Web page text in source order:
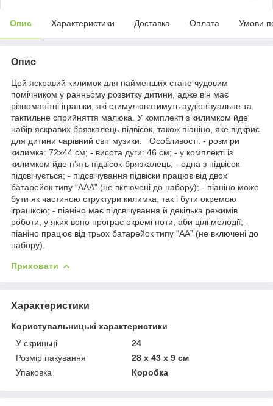
Опис Характеристики Доставка Оплата Умови
Опис
Цей яскравий килимок для найменших стане чудовим
помічником у ранньому розвитку дитини, адже він має
різноманітні іграшки, які стимулюватимуть аудіовізуальне та
тактильне сприйняття малюка. У комплекті з килимком йде
набір яскравих брязкалець-підвісок, також піаніно, яке відкриє
для дитини чарівний світ музики. Особливості: - розміри
килимка: 72х44 см; - висота дуги: 46 см; - у комплекті із
килимком йде п’ять підвісок-брязкалець; - одна з підвісок
підсвічується; - підсвічування підвіски працює від двох
батарейок типу “ААА” (не включені до набору); - піаніно може
бути як частиною структури килимка, так і бути окремою
іграшкою; - піаніно має підсвічування й декілька режимів
роботи, у яких воно програє окремі ноти, аби цілі мелодії; -
піаніно працює від трьох батарейок типу “АА” (не включені до
набору).
Приховати
Характеристики
Користувальницькі характеристики
У скриньці
24
Розмір пакування
28 х 43 х 9 см
Упаковка
Коробка